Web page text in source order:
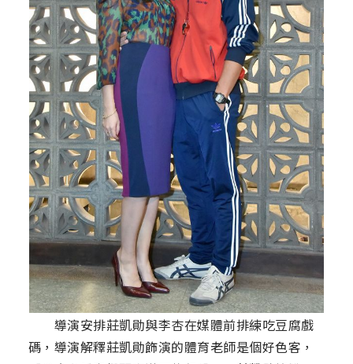
導演安排莊凱勛與李杏在媒體前排練吃豆腐戲
碼，導演解釋莊凱勛飾演的體育老師是個好色客，